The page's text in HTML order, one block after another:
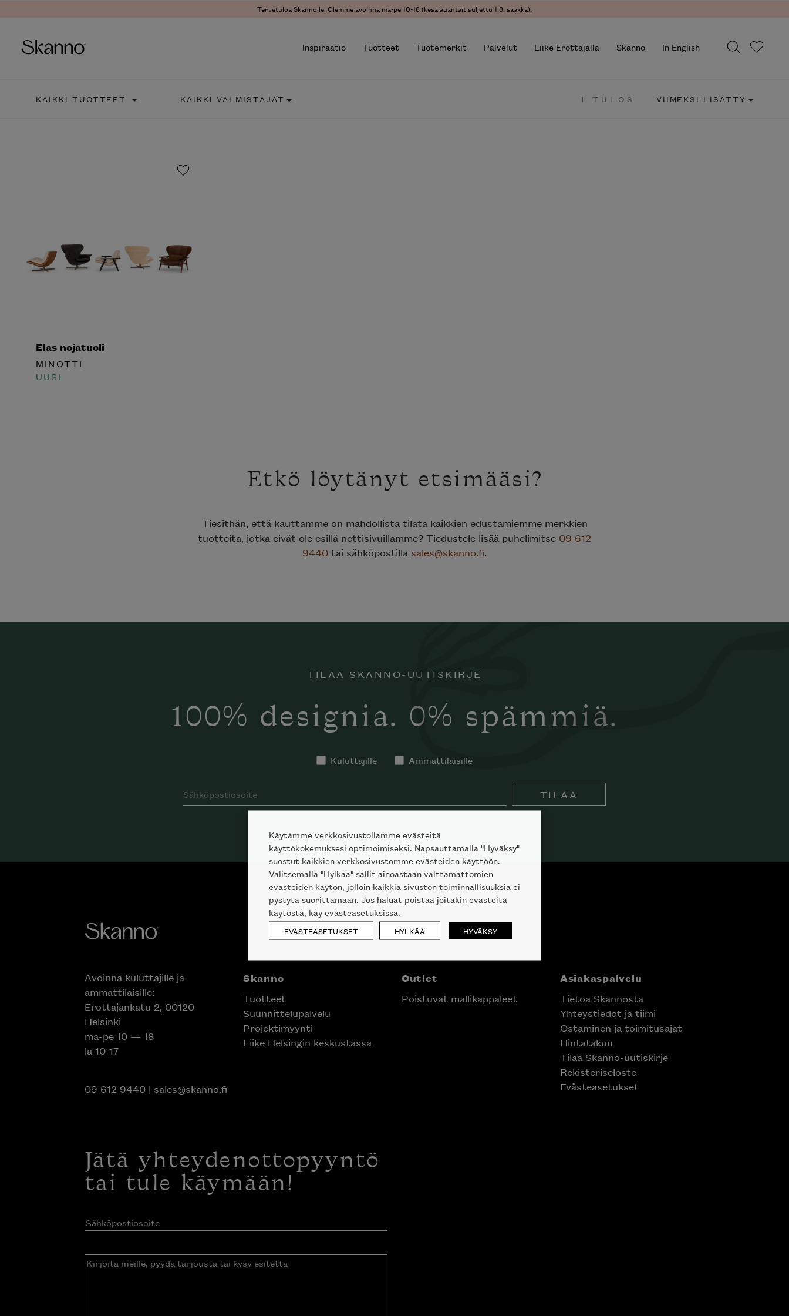
Tervetuloa Skannolle! Olemme avoinna ma-pe 10-18 (kesälauantait suljettu 1.8. saakka).
Inspiraatio Tuotteet Tuotemerkit Palvelut Liike Erottajalla Skanno In English
KAIKKI TUOTTEET KAIKKI VALMISTAJAT 1 TULOS VIIMEKSI LISÄTTY
Elas nojatuoli
MINOTTI
UUSI
Etkö löytänyt etsimääsi?
Tiesithän, että kauttamme on mahdollista tilata kaikkien edustamiemme merkkien
tuotteita, jotka eivät ole esillä nettisivuillamme? Tiedustele lisää puhelimitse09 612
9440tai sähköpostillasales@skanno.fi.
TILAA SKANNO-UUTISKIRJE
100% designia. 0% spämmiä.
Kuluttajille Ammattilaisille
TILAA
Avoinna kuluttajille ja
ammattilaisille:
Erottajankatu 2, 00120
Helsinki
ma-pe 10 — 18
la 10-17
09 612 9440|
Skanno
Tuotteet
Suunnittelupalvelu
Projektimyynti
Liike Helsingin keskustassa
Outlet
Poistuvat mallikappaleet
Asiakaspalvelu
Tietoa Skannosta
Yhteystiedot ja tiimi
Ostaminen ja toimitusajat
Hintatakuu
Tilaa Skanno-uutiskirje
Rekisteriseloste
Evästeasetukset
Jätä yhteydenottopyyntö
tai tule käymään!
Sähköpostiosoite(Pakollinen)
Kirjoita
Haluatko tilata
Minotti’n
katalogin kotiisi?
Inspiroidu italialaisen merkin laadukkaasta
huonekalumallistosta.
Käytämme verkkosivustollamme evästeitä
käyttökokemuksesi optimoimiseksi. Napsauttamalla "Hyväksy"
suostut kaikkien verkkosivustomme evästeiden käyttöön.
Valitsemalla "Hylkää" sallit ainoastaan välttämättömien
evästeiden käytön, jolloin kaikkia sivuston toiminnallisuuksia ei
pystytä suorittamaan. Jos haluat poistaa joitakin evästeitä
käytöstä, käy evästeasetuksissa.
EVÄSTEASETUKSET HYLKÄÄ HYVÄKSY